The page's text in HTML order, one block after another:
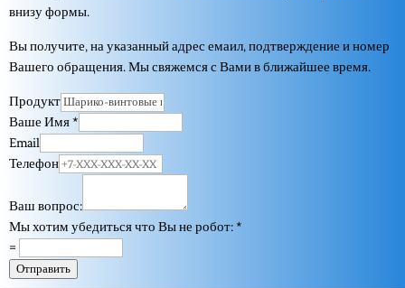
внизу формы.
Вы получите, на указанный адрес емаил, подтверждение и номер
Вашего обращения. Мы свяжемся с Вами в ближайшее время.
Продукт
Ваше Имя*
Email
Телефон
Ваш вопрос:
Мы хотим убедиться что Вы не робот:*
=
Отправить